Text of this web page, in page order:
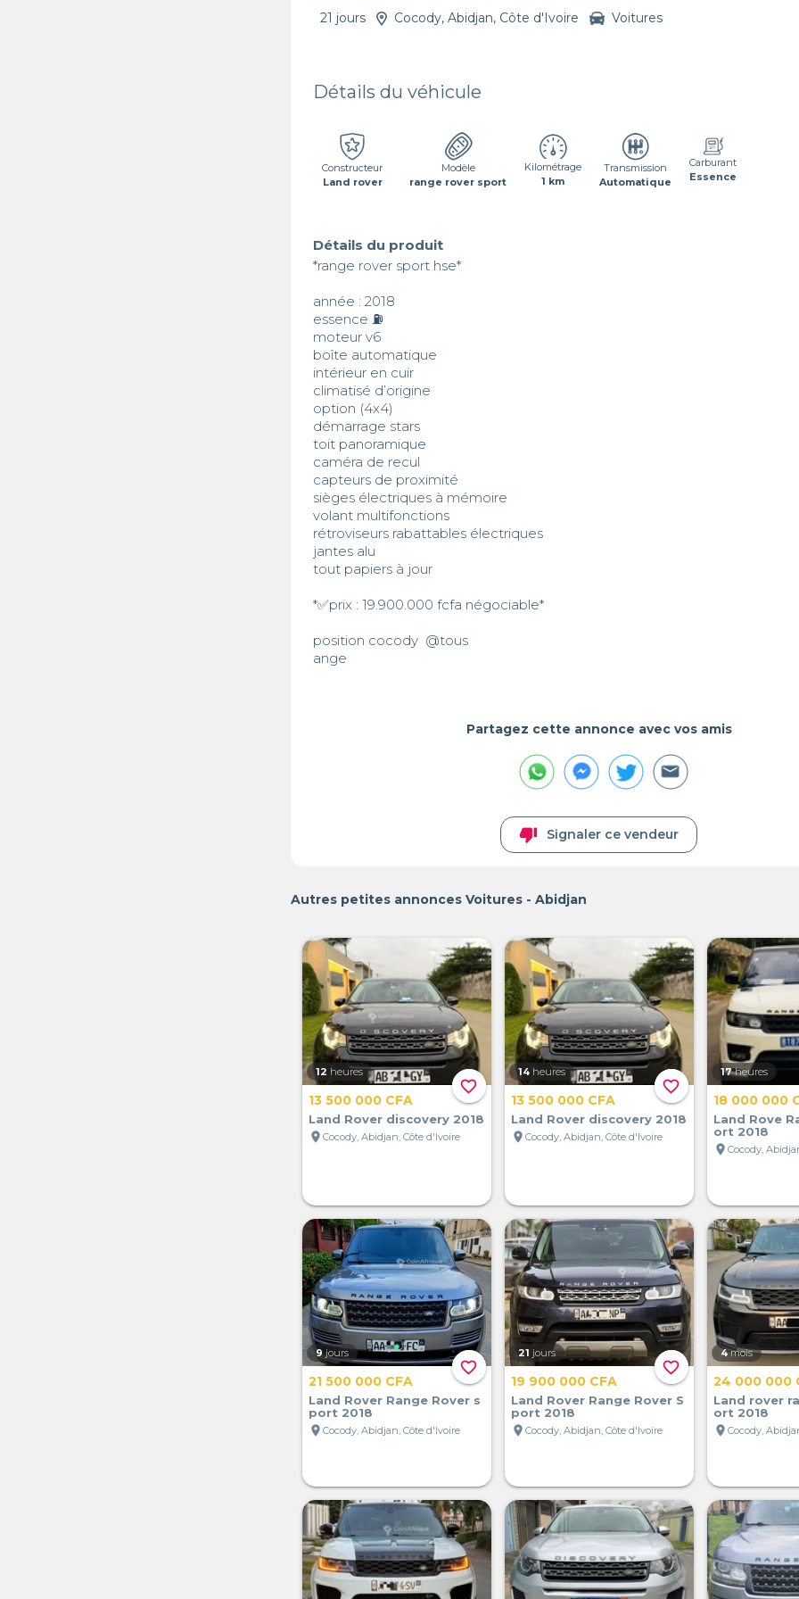
21 jours Cocody, Abidjan, Côte d'Ivoire Voitures
Détails du véhicule
Constructeur
Land rover
Modèle
range rover sport
Kilométrage
1 km
Transmission
Automatique
Carburant
Essence
Détails du produit
*range rover sport hse*
année : 2018
essence ⛽️
moteur v6
boîte automatique
intérieur en cuir
climatisé d’origine
option (4x4)
démarrage stars
toit panoramique
caméra de recul
capteurs de proximité
sièges électriques à mémoire
volant multifonctions
rétroviseurs rabattables électriques
jantes alu
tout papiers à jour
*✅prix : 19.900.000 fcfa négociable*
position cocody  @⁨‎tous⁩
ange
Partagez cette annonce avec vos amis
thumb_down Signaler ce vendeur
Autres petites annonces Voitures - Abidjan
favorite_border
12 heures
13 500 000 CFA
Land Rover discovery 2018
location_on Cocody, Abidjan, Côte d'Ivoire
favorite_border
14 heures
13 500 000 CFA
Land Rover discovery 2018
location_on Cocody, Abidjan, Côte d'Ivoire
17 heures
18 000 000
Land Rove
ort 2018
location_on Cocody,
favorite_border
9 jours
21 500 000 CFA
Land Rover Range Rover s
port 2018
location_on Cocody, Abidjan, Côte d'Ivoire
favorite_border
21 jours
19 900 000 CFA
Land Rover Range Rover S
port 2018
location_on Cocody, Abidjan, Côte d'Ivoire
4 mois
24 000 000
Land rover
ort 2018
location_on Cocody,